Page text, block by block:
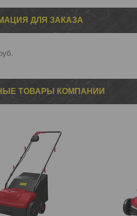
ДЛЯ ЗАКАЗА
ТОВАРЫ КОМПАНИИ